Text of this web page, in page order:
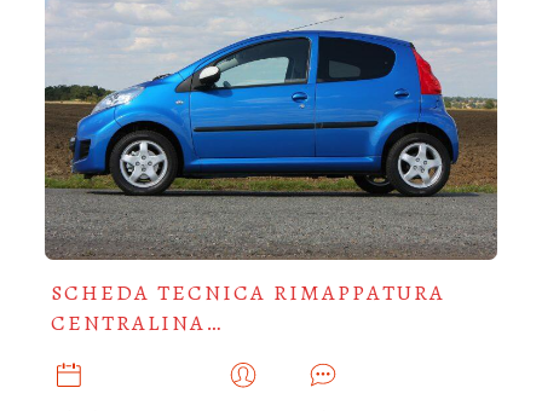
SCHEDA TECNICA RIMAPPATURA
CENTRALINA…